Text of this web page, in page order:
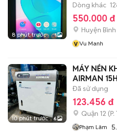
8 phút trước 1
Dòng khác
550.000 đ
Huyện
v Vu Manh
10 phút trước 6
MÁY NÉN
AIRMAN
Đã sử dụng
123.456 đ
Quận 12 (
Phạm Lâm